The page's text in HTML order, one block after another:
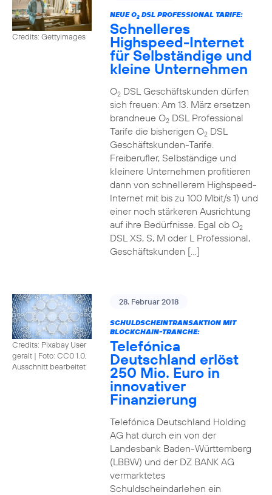
Credits: Gettyimages
NEUE O2DSL PROFESSIONAL TARIFE:
Schnelleres
Highspeed-Internet
für Selbständige und
kleine Unternehmen
O2DSL Geschäftskunden dürfen
sich freuen: Am 13. März ersetzen
brandneue O2DSL Professional
Tarife die bisherigen O2DSL
Geschäftskunden-Tarife.
Freiberufler, Selbständige und
kleinere Unternehmen profitieren
dann von schnellerem Highspeed-
Internet mit bis zu 100 Mbit/s 1) und
einer noch stärkeren Ausrichtung
auf ihre Bedürfnisse. Egal ob O2
DSL XS, S, M oder L Professional,
Geschäftskunden […]
Credits: Pixabay User
geralt | Foto: CC0 1.0,
Ausschnitt bearbeitet
28. Februar 2018
SCHULDSCHEINTRANSAKTION MIT
BLOCKCHAIN-TRANCHE:
Telefónica
Deutschland erlöst
250 Mio. Euro in
innovativer
Finanzierung
Telefónica Deutschland Holding
AG hat durch ein von der
Landesbank Baden-Württemberg
(LBBW) und der DZ BANK AG
vermarktetes
Schuldscheindarlehen ein